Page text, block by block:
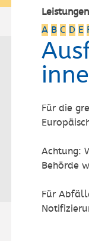
Leistungen
A B C D E
Für die
Achtung:
Behörde
Für